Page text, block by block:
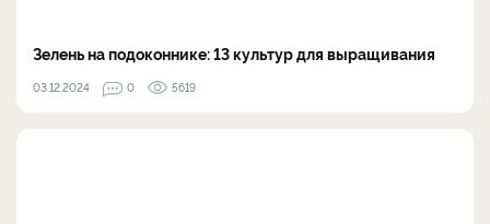
Зелень на подоконнике: 13 культур для выращивания
03.12.2024 0 5619